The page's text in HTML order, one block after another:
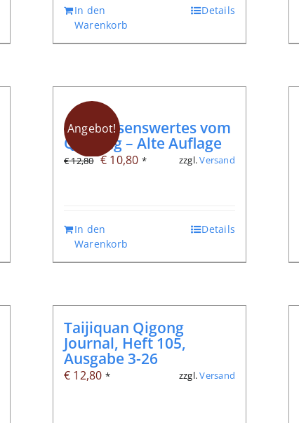
In den
Warenkorb
Details
Angebot!
Lie: Wissenswertes vom
Qi-Gong – Alte Auflage
€12,80 Ursprünglicher
€ 10,80Aktueller
* zzgl.Versand
In den
Warenkorb
Details
Taijiquan Qigong
Journal, Heft 105,
Ausgabe 3-26
€ 12,80 * zzgl.Versand